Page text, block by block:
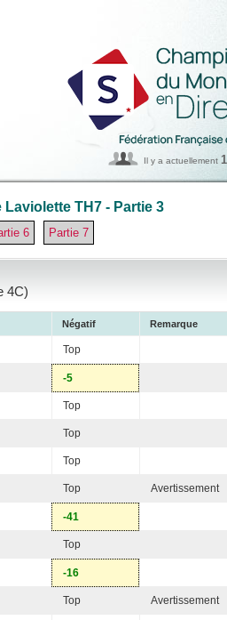
Il y a actuellement
TH7 - Partie 3
6 Partie 7
4C)
Négatif Remarque
Top
-5
Top
Top
Top
Top Avertissement
-41
Top
-16
Top Avertissement